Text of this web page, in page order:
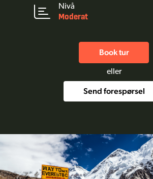
Nivå
Moderat
Book tur
eller
Send forespørsel